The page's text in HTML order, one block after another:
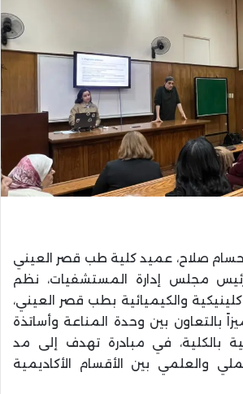
حسام صلاح، عميد كلية طب قصر العيني
مجلس إدارة المستشفيات، نظم
والكيميائية بطب قصر العيني،
بالتعاون بين وحدة المناعة وأساتذة
بالكلية، في مبادرة تهدف إلى مد
والعلمي بين الأقسام الأكاديمية